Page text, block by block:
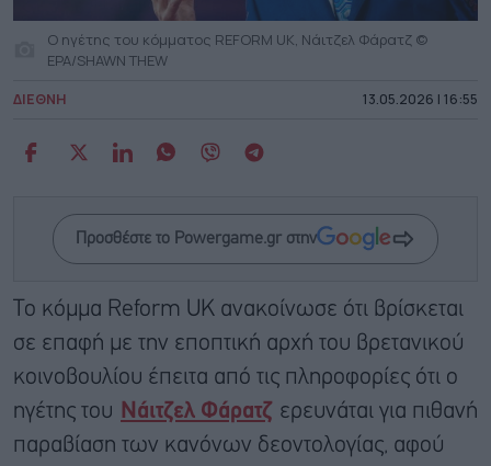
O ηγέτης του κόμματος REFORM UK, Νάιτζελ Φάρατζ ©
EPA/SHAWN THEW
ΔΙΕΘΝΗ 13.05.2026 | 16:55
Προσθέστε το Powergame.gr στην
Το κόμμα Reform UK ανακοίνωσε ότι βρίσκεται
σε επαφή με την εποπτική αρχή του βρετανικού
κοινοβουλίου έπειτα από τις πληροφορίες ότι ο
ηγέτης του
Νάιτζελ Φάρατζ ερευνάται για πιθανή
παραβίαση των κανόνων δεοντολογίας, αφού